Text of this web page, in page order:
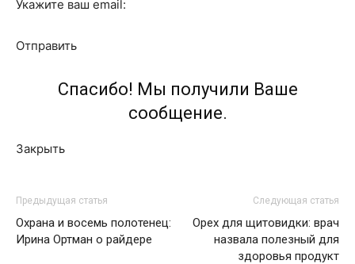
Укажите ваш email:
Отправить
Спасибо! Мы получили Ваше
сообщение.
Закрыть
Предыдущая статья
Охрана и восемь полотенец:
Ирина Ортман о райдере
Следующая статья
Орех для щитовидки: врач
назвала полезный для
здоровья продукт